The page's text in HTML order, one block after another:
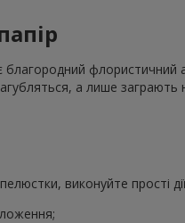
флористичний
а лише заграють
виконуйте прості